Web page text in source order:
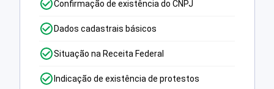
Confirmação de existência do CNPJ
Dados cadastrais básicos
Situação na Receita Federal
Indicação de existência de protestos